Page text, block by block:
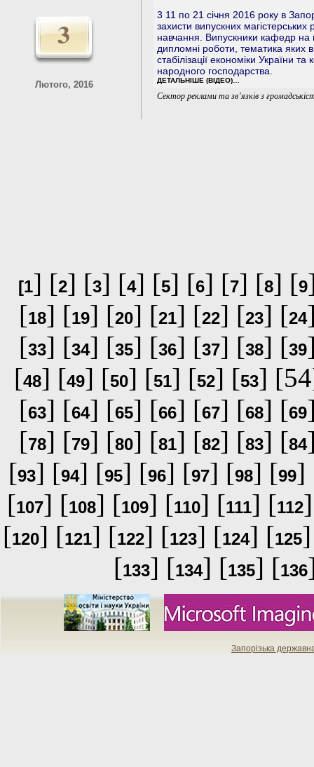
3
Лютого, 2016
3 11 по 21 січня 2016 року в
захисти випускних
навчання. Випускники кафедр на
дипломні роботи, тематика яких
стабілізації економіки України
народного господарства.
ДЕТАЛЬНІШЕ (ВІДЕО)…
Сектор реклами та зв’язків з
[1] [2] [3] [4] [5] [6] [7] [8] [9
[18] [19] [20] [21] [22] [23] [24
[33] [34] [35] [36] [37] [38] [39
[48] [49] [50] [51] [52] [53]
[63] [64] [65] [66] [67] [68] [69
[78] [79] [80] [81] [82] [83] [84
[93] [94] [95] [96] [97] [98] [99]
[107] [108] [109] [110] [111] [112
[120] [121] [122] [123] [124] [125
[133] [134] [135] [136
Запорізька